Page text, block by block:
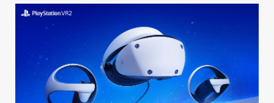
VAIHDA TEEMA
HAKU